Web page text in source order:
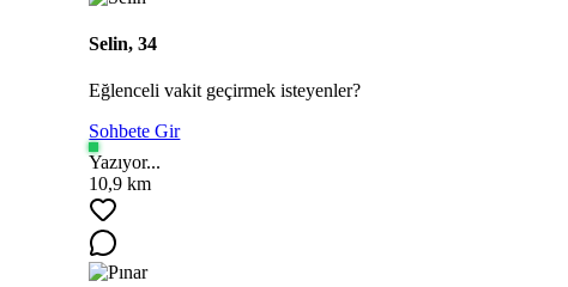
Selin, 34
Eğlenceli vakit geçirmek isteyenler?
Sohbete Gir
Yazıyor...
10,9 km